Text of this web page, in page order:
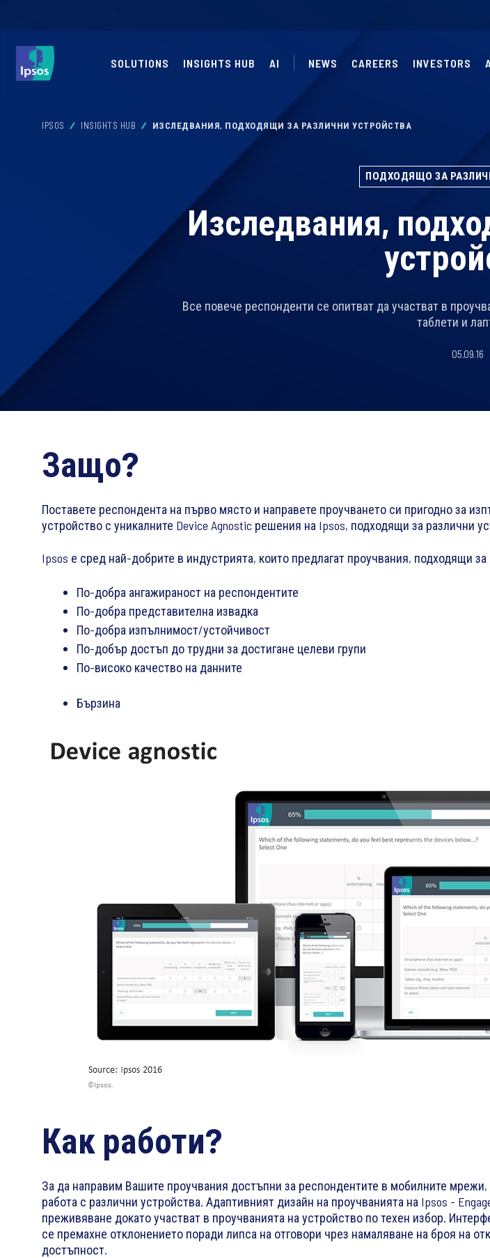
SOLUTIONS INSIGHTS HUB AI NEWS CAREERS INVESTORS
IPSOS INSIGHTS HUB ИЗСЛЕДВАНИЯ, ПОДХОДЯЩИ ЗА РАЗЛИЧНИ УСТРОЙСТВА
ПОДХОДЯЩО ЗА
Изследвания,
Все повече респонденти се опитват да участват в
таблети и
05.09.16
Защо?
Поставете респондента на първо място и направете проучването си пригодно за
устройство с уникалните Device Agnostic решения на Ipsos, подходящи за различни
Ipsos е сред най-добрите в индустрията, които предлагат проучвания, подходящи
По-добра ангажираност на респондентите
По-добра представителна извадка
По-добра изпълнимост/устойчивост
По-добър достъп до трудни за достигане целеви групи
По-високо качество на данните
Бързина
Как работи?
За да направим Вашите проучвания достъпни за респондентите в мобилните
работа с различни устройства. Адаптивният дизайн на проучванията на Ipsos -
преживяване докато участват в проучванията на устройство по техен избор.
се премахне отклонението поради липса на отговори чрез намаляване на броя на
достъпност.